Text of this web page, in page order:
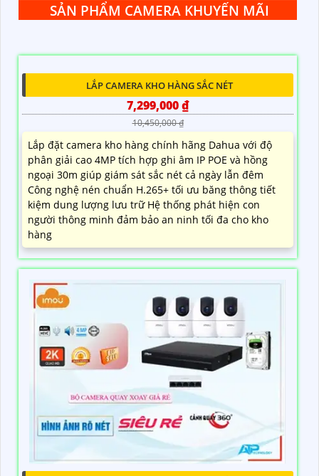
SẢN PHẨM CAMERA KHUYẾN MÃI
7,299,000 ₫
10,450,000 ₫
Lắp đặt camera kho hàng chính hãng Dahua với độ
phân giải cao 4MP tích hợp ghi âm IP POE và hồng
ngoại 30m giúp giám sát sắc nét cả ngày lẫn đêm
Công nghệ nén chuẩn H.265+ tối ưu băng thông tiết
kiệm dung lượng lưu trữ Hệ thống phát hiện con
người thông minh đảm bảo an ninh tối đa cho kho
hàng